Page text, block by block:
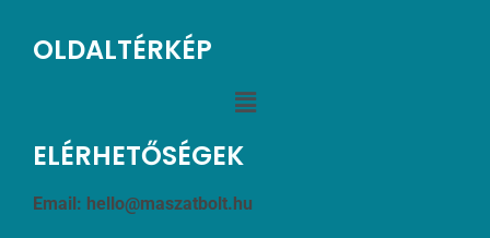
OLDALTÉRKÉP
ELÉRHETŐSÉGEK
Email: hello@maszatbolt.hu